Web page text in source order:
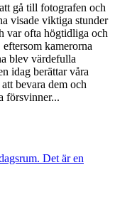
gå till fotografen och
visade viktiga stunder
var ofta högtidliga och
kamerorna
blev värdefulla
idag berättar våra
bevara dem och
försvinner...